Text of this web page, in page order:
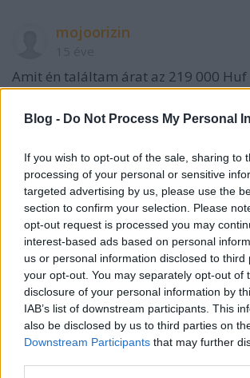
Blog - Do Not Process My Personal
If you wish to opt-out of the sale, sharing to
processing of your personal or sensitive
targeted advertising by us, please use the
section to confirm your selection. Please
opt-out request is processed you may
interest-based ads based on personal
us or personal information disclosed to third
your opt-out. You may separately opt-out of
disclosure of your personal information by
IAB’s list of downstream participants. This
also be disclosed by us to third parties on
Downstream Participants that may further
mojoorizin
Amit én találtam árat az 219 000 Huf
15 éve
én sem értem, ha ennyire nem jött
nem kell azt hinni, hogy gáz lehúzni
nemzetközileg esetleg túlságosan is
és nem muszáj neki
ha nem nyerő, hát nem nyerő
nem egy csúcsbordóit kóstoltam már
és eddig egyik sem volt